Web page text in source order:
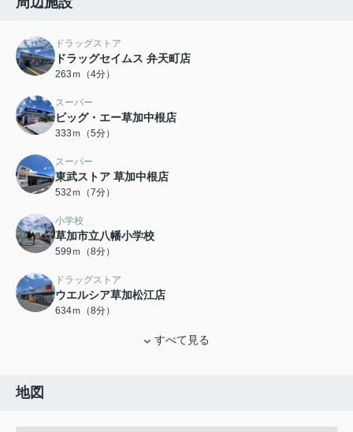
ドラッグストア
ドラッグセイムス 弁天町店
263ｍ（4分）
スーパー
ビッグ・エー草加中根店
333ｍ（5分）
スーパー
東武ストア 草加中根店
532ｍ（7分）
小学校
草加市立八幡小学校
599ｍ（8分）
ドラッグストア
ウエルシア草加松江店
634ｍ（8分）
すべて見る
地図